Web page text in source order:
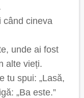
când cineva
unde ai fost
alte vieți.
tu spui: „Lasă,
„Ba este.”